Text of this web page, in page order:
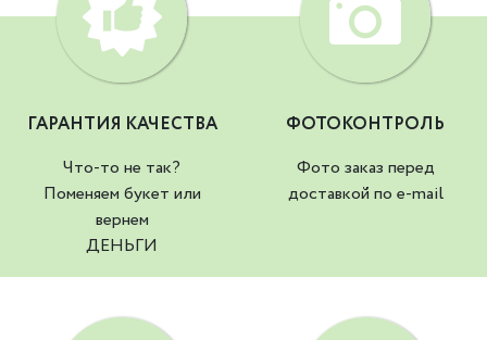
ГАРАНТИЯ КАЧЕСТВА
Что-то не так?
Поменяем букет или
вернем
ДЕНЬГИ
ФОТОКОНТРОЛЬ
Фото заказ перед
доставкой по e-mail